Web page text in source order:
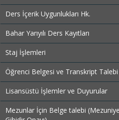
Ders İçerik Uygunlukları Hk.
Bahar Yarıyılı Ders Kayıtları
Staj İşlemleri
Öğrenci Belgesi ve Transkript
Lisansüstü İşlemler ve Duyurular
Mezunlar İçin Belge talebi